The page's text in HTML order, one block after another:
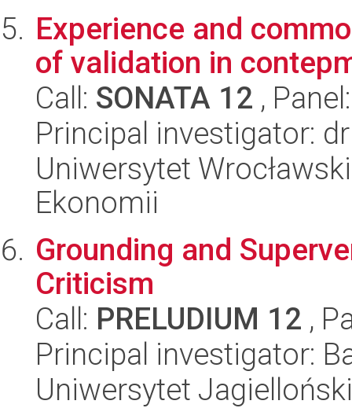
Experience and
of validation in
Call: SONATA 12 ,
Principal investigator:
Uniwersytet
Ekonomii
Grounding and
Criticism
Call: PRELUDIUM 12 ,
Principal investigator:
Uniwersytet